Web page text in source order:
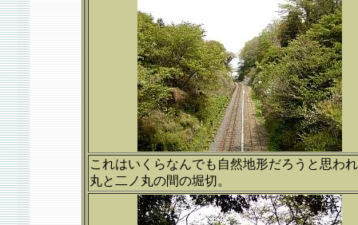
これはいくらなんでも自然地形だろうと思わ
丸と二ノ丸の間の堀切。